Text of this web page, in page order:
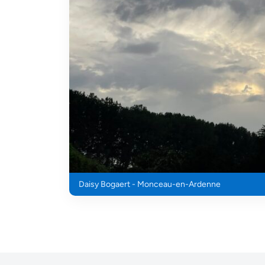
Daisy Bogaert - Monceau-en-Ardenne